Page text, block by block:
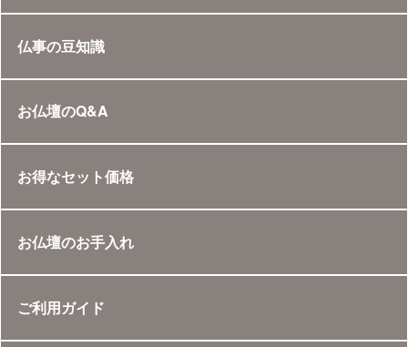
仏事の豆知識
お仏壇のQ&A
お得なセット価格
お仏壇のお手入れ
ご利用ガイド